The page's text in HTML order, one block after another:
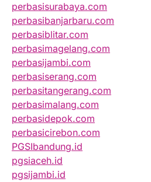
perbasisurabaya.com
perbasibanjarbaru.com
perbasiblitar.com
perbasimagelang.com
perbasijambi.com
perbasiserang.com
perbasitangerang.com
perbasimalang.com
perbasidepok.com
perbasicirebon.com
PGSIbandung.id
pgsiaceh.id
pgsijambi.id